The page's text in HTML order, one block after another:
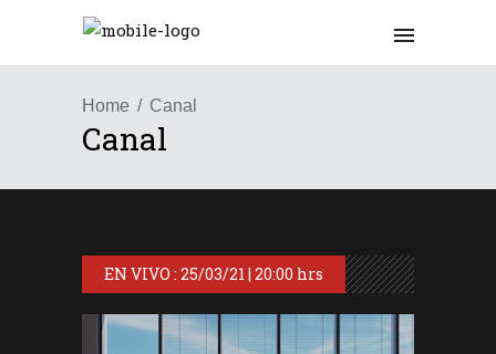
Home Canal
Canal
EN VIVO : 25/03/21 | 20:00 hrs